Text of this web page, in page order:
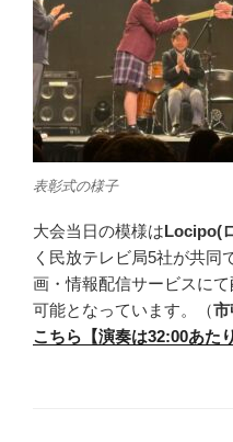
表彰式の様子
大会当日の模様はLocipo(
く民放テレビ局5社が共同
画・情報配信サービスに
可能となっています。（市
こちら【演奏は32:00あた